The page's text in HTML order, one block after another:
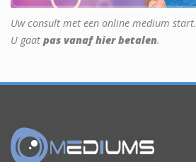
Uw consult met een online medium start.
U gaat pas vanaf hier betalen.